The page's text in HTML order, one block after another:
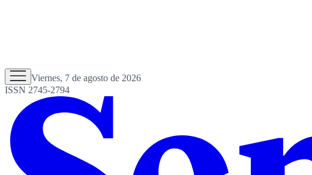
Viernes, 7 de agosto de 2026
ISSN 2745-2794